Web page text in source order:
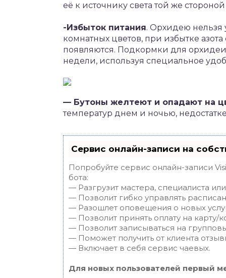
её к источнику света той же
-Избыток питания. Орхидею
комнатных цветов, при избытке
появляются. Подкормки для
недели, используя специальное
— Бутоны желтеют и опадают на
температур днем и ночью,
Сервис онлайн-записи на
Попробуйте сервис онлайн-записи
бота:
— Разгрузит мастера, специалиста
— Позволит гибко управлять
— Разошлет оповещения о новых
— Позволит принять оплату на карту/
— Позволит записываться на
— Поможет получить от клиента
— Включает в себя сервис чаевых.
Для новых пользователей первый